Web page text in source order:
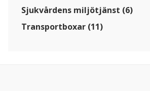
Sjukvårdens miljötjänst (6)
Transportboxar (11)